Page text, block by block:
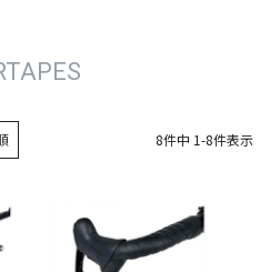
8件中 1-8件表示